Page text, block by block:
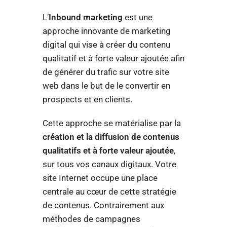
L’Inbound marketing est une
approche innovante de marketing
digital qui vise à créer du contenu
qualitatif et à forte valeur ajoutée afin
de générer du trafic sur votre site
web dans le but de le convertir en
prospects et en clients.
Cette approche se matérialise par la
création et la diffusion de contenus
qualitatifs et à forte valeur ajoutée,
sur tous vos canaux digitaux. Votre
site Internet occupe une place
centrale au cœur de cette stratégie
de contenus. Contrairement aux
méthodes de campagnes